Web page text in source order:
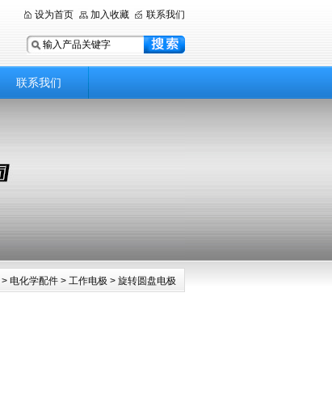
设为首页 加入收藏 联系我们
联系我们
> 电化学配件 > 工作电极 > 旋转圆盘电极